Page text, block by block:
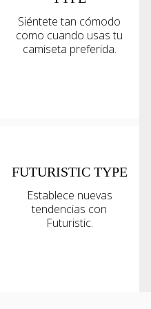
Siéntete tan cómodo
como cuando usas tu
camiseta preferida.
FUTURISTIC TYPE
Establece nuevas
tendencias con
Futuristic.